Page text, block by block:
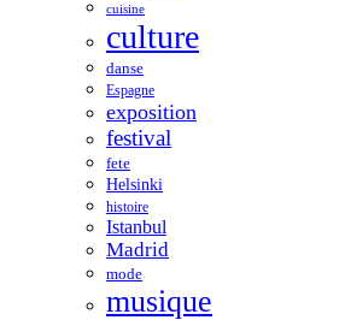
cuisine
culture
danse
Espagne
exposition
festival
fete
Helsinki
histoire
Istanbul
Madrid
mode
musique